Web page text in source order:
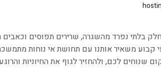
בלתי נפרד מהשגרה, שרירים תפוסים
קבוע משאיר אותנו עם תחושת אי נוחות
שנוחים לכם, ולהחזיר לגוף את החיוניות